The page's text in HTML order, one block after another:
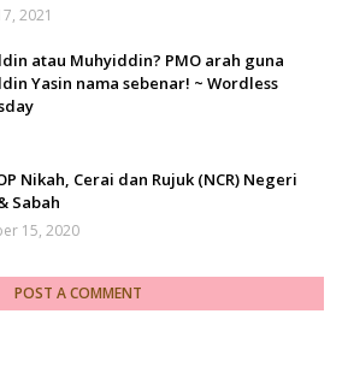
2021
atau Muhyiddin? PMO arah guna
Yasin nama sebenar! ~ Wordless
Nikah, Cerai dan Rujuk (NCR) Negeri
Sabah
15, 2020
POST A COMMENT